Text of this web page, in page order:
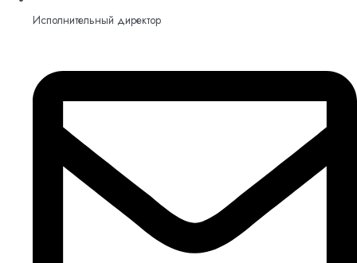
Исполнительный директор